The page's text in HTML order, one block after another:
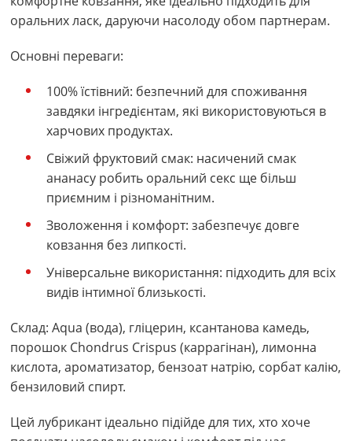
оральних ласк, даруючи насолоду обом партнерам.
Основні переваги:
100% їстівний: безпечний для споживання
завдяки інгредієнтам, які використовуються в
харчових продуктах.
Свіжий фруктовий смак: насичений смак
ананасу робить оральний секс ще більш
приємним і різноманітним.
Зволоження і комфорт: забезпечує довге
ковзання без липкості.
Універсальне використання: підходить для всіх
видів інтимної близькості.
Склад: Aqua (вода), гліцерин, ксантанова камедь,
порошок Chondrus Crispus (каррагінан), лимонна
кислота, ароматизатор, бензоат натрію, сорбат калію,
бензиловий спирт.
Цей лубрикант ідеально підійде для тих, хто хоче